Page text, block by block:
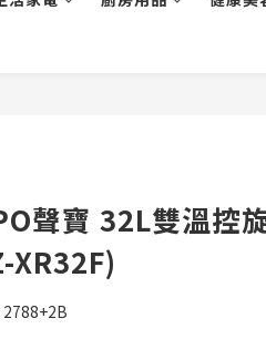
聲寶 32L雙溫控
XR32F)